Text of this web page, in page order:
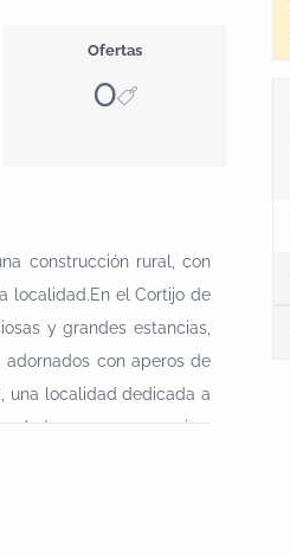
Ofertas
0
construcción rural, con
localidad.En el Cortijo de
y grandes estancias,
con aperos de
una localidad dedicada a
vacuna o porcina,
con de doce habitaciones
una decoración rutisca